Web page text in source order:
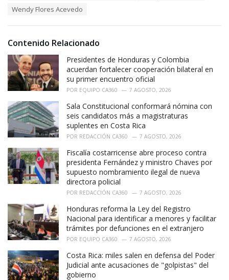
:
Wendy Flores Acevedo
Contenido Relacionado
Presidentes de Honduras y Colombia
acuerdan fortalecer cooperación bilateral en
su primer encuentro oficial
POR EQUIPO CA360 7 AGOSTO, 2026
Sala Constitucional conformará nómina con
seis candidatos más a magistraturas
suplentes en Costa Rica
POR REDACCIÓN CA360 7 AGOSTO, 2026
Fiscalía costarricense abre proceso contra
presidenta Fernández y ministro Chaves por
supuesto nombramiento ilegal de nueva
directora policial
POR REDACCIÓN CA360 7 AGOSTO, 2026
Honduras reforma la Ley del Registro
Nacional para identificar a menores y facilitar
trámites por defunciones en el extranjero
POR EQUIPO CA360 7 AGOSTO, 2026
Costa Rica: miles salen en defensa del Poder
Judicial ante acusaciones de "golpistas" del
gobierno